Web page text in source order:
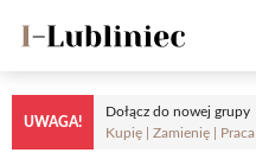
treści
UWAGA!
Dołącz do nowej grupy
Kupię | Zamienię | Praca